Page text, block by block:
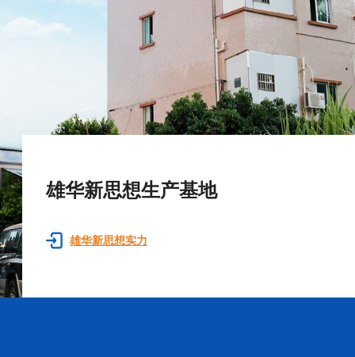
雄华新思想生产基地
雄华新思想实力